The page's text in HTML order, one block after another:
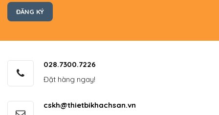
028.7300.7226
Đặt hàng ngay!
cskh@thietbikhachsan.vn